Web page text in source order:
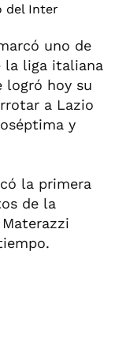
uno de
la liga italiana
logró hoy su
a Lazio
y
la primera
de la